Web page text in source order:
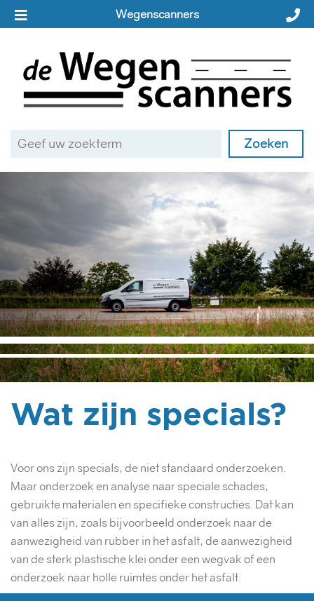
Wegenscanners
Wat zijn specials?
Voor ons zijn specials, de niet standaard onderzoeken.
Maar onderzoek en analyse naar speciale schades,
gebruikte materialen en specifieke constructies. Dat kan
van alles zijn, zoals bijvoorbeeld onderzoek naar de
aanwezigheid van rubber in het asfalt, de aanwezigheid
van de sterk plastische klei onder een wegvak of een
onderzoek naar holle ruimtes onder het asfalt.